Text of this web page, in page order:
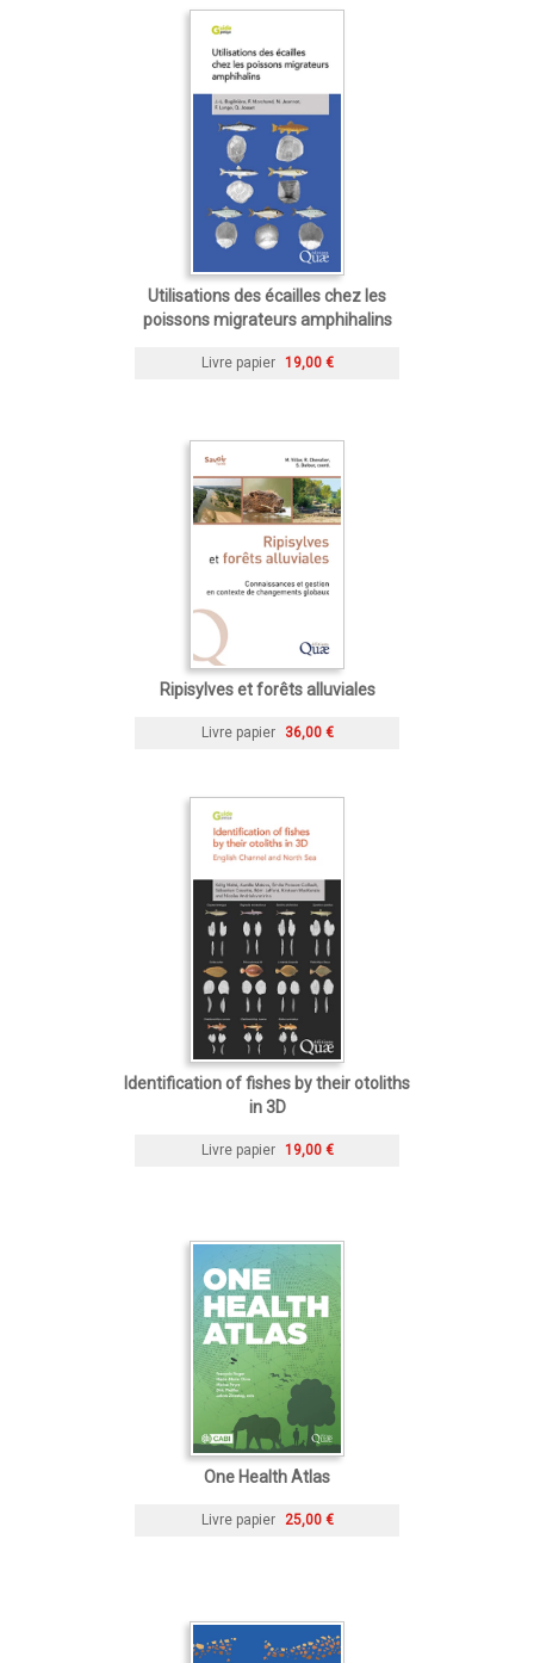
Utilisations des écailles chez les
poissons migrateurs amphihalins
Livre papier 19,00 €
Ripisylves et forêts alluviales
Livre papier 36,00 €
Identification of fishes by their otoliths
in 3D
Livre papier 19,00 €
One Health Atlas
Livre papier 25,00 €